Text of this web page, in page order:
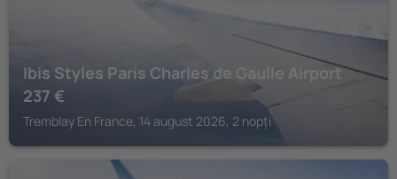
Ibis Styles Paris Charles de Gaulle Airport
237 €
Tremblay En France, 14 august 2026, 2 nopți